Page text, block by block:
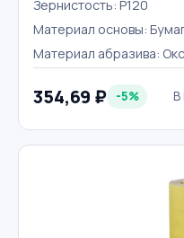
Зернистость: P120
Материал основы:
Материал абразива:
354,69 ₽ -5% В